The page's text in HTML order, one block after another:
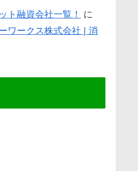
ト融資会社一覧！
に
ワークス株式会社 | 消